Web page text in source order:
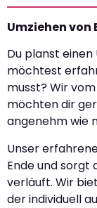
Umziehen von
Du planst
möchtest
musst? Wir
möchten dir
angenehm wie
Unser
Ende und sorgt
verläuft. Wir
der individuell